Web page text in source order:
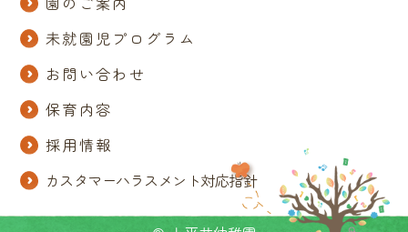
未就園児プログラム
お問い合わせ
保育内容
採用情報
カスタマーハラスメント対応指針